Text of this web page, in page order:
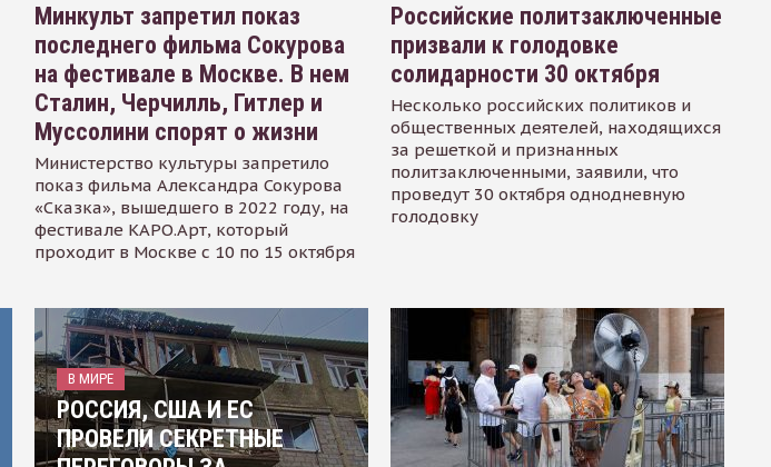
Минкульт запретил показ
последнего фильма Сокурова
на фестивале в Москве. В нем
Сталин, Черчилль, Гитлер и
Муссолини спорят о жизни
Министерство культуры запретило
показ фильма Александра Сокурова
«Сказка», вышедшего в 2022 году, на
фестивале КАРО.Арт, который
проходит в Москве с 10 по 15 октября
Российские политзаключенные
призвали к голодовке
солидарности 30 октября
Несколько российских политиков и
общественных деятелей, находящихся
за решеткой и признанных
политзаключенными, заявили, что
проведут 30 октября однодневную
голодовку
В МИРЕ
РОССИЯ, США И ЕС
ПРОВЕЛИ СЕКРЕТНЫЕ